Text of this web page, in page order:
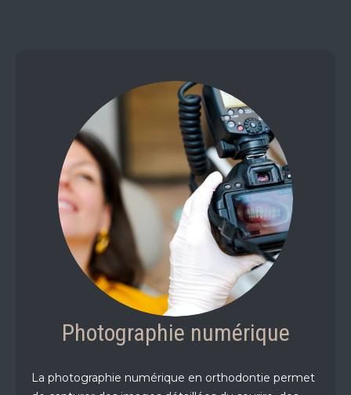
Photographie numérique
La photographie numérique en orthodontie permet